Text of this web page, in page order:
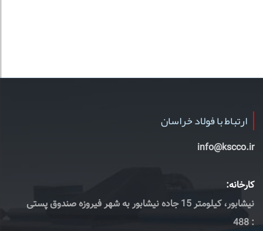
ارتباط با فولاد خراسان
info@kscco.ir
کارخانه:
نیشابور، کیلومتر 15 جاده نیشابور به شهر فیروزه صندوق پستی
: 488